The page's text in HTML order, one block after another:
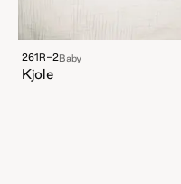
261R-2Baby
Kjole